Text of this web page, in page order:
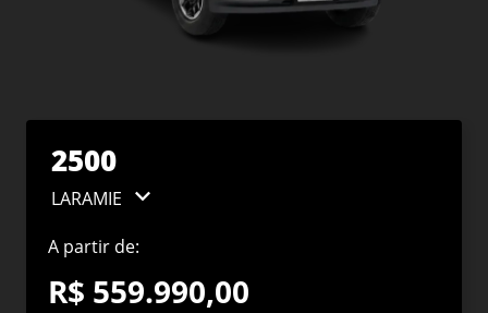
2500
LARAMIE
A partir de:
R$ 559.990,00